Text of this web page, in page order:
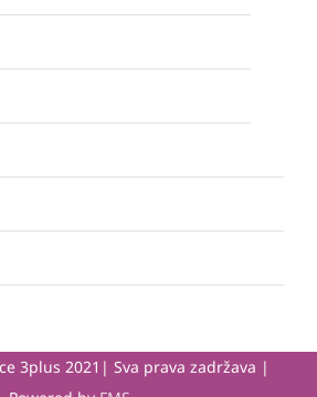
3plus 2021| Sva prava zadržava |